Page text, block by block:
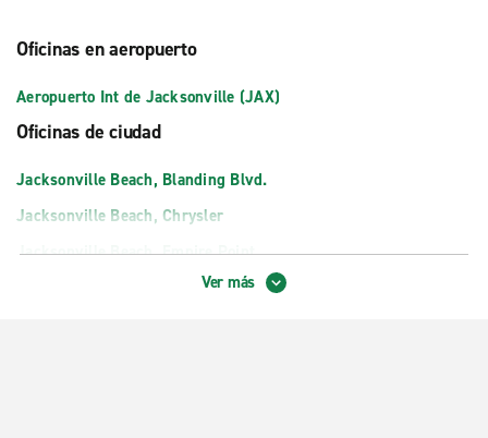
Oficinas en aeropuerto
Aeropuerto Int de Jacksonville (JAX)
Oficinas de ciudad
Jacksonville Beach, Blanding Blvd.
Jacksonville Beach, Chrysler
Jacksonville Beach, Empire Point
Jacksonville Beach, Hyde Park
Ver más